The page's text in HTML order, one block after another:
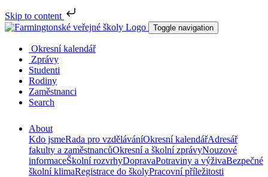
Skip to content
Toggle navigation
Okresní kalendář
Zprávy
Studenti
Rodiny
Zaměstnanci
Search
About
Kdo jsmeRada pro vzděláváníOkresní kalendářAdresář
fakulty a zaměstnancůOkresní a školní zprávyNouzové
informaceŠkolní rozvrhyDopravaPotraviny a výživaBezpečné
školní klimaRegistrace do školyPracovní příležitosti